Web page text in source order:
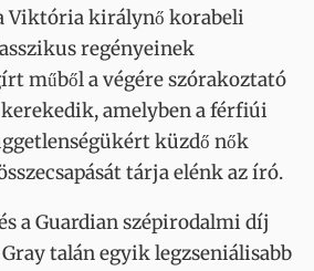
Viktória királynő korabeli
regényeinek
műből a végére szórakoztató
amelyben a férfiúi
küzdő nők
tárja elénk az író.
a Guardian szépirodalmi díj
talán egyik legzseniálisabb